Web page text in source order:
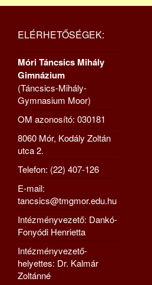
ELÉRHETŐSÉGEK:
Móri Táncsics Mihály
Gimnázium
(Táncsics-Mihály-
Gymnasium Moor)
OM azonosító: 030181
8060 Mór, Kodály Zoltán
utca 2.
Telefon: (22) 407-126
E-mail:
tancsics@tmgmor.edu.hu
Intézményvezető: Dankó-
Fonyódi Henrietta
Intézményvezető-
helyettes: Dr. Kalmár
Zoltánné